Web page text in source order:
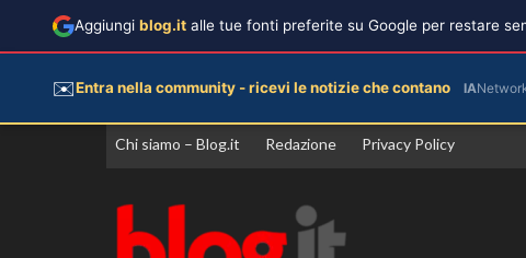
Vai
Chi siamo – Blog.it Redazione Privacy Policy
Aggiungi blog.it alle tue fonti preferite su Google per restare
✉️Entra nella community - ricevi le notizie che contano IA